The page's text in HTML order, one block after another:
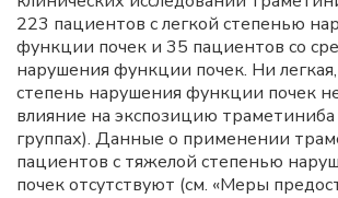
223 пациентов с легкой степенью
функции почек и 35 пациентов со
нарушения функции почек. Ни
степень нарушения функции почек
влияние на экспозицию
группах). Данные о применении
пациентов с тяжелой степенью
почек отсутствуют (см. «Меры